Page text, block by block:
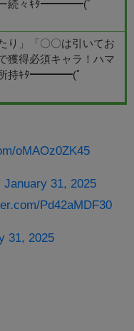
ー続々ｷﾀ━━━━(ﾟ
り」「〇〇は引いてお
獲得必須キャラ！ハマ
所持ｷﾀ━━━━(ﾟ
oMAOz0ZK45
January 31, 2025
Pd42aMDF30
31, 2025